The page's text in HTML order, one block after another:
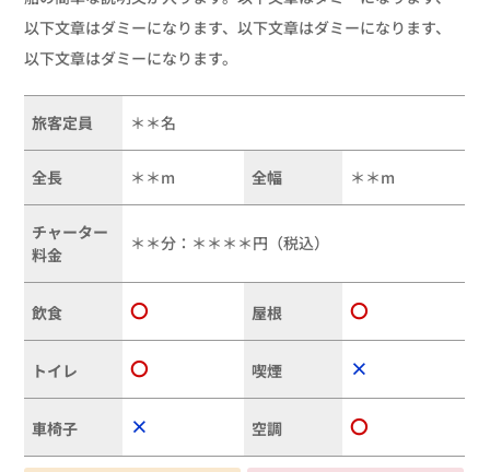
以下文章はダミーになります、以下文章はダミーになります、
以下文章はダミーになります。
旅客定員 ＊＊名
全長 ＊＊m 全幅 ＊＊m
チャーター
料金
＊＊分：＊＊＊＊円（税込）
飲食 〇 屋根 〇
トイレ 〇 喫煙 ×
車椅子 × 空調 〇